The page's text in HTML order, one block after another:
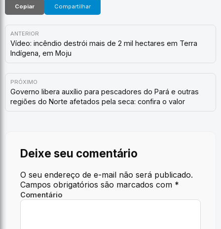
Copiar Compartilhar
ANTERIOR
Vídeo: incêndio destrói mais de 2 mil hectares em Terra
Indígena, em Moju
PRÓXIMO
Governo libera auxílio para pescadores do Pará e outras
regiões do Norte afetados pela seca: confira o valor
Deixe seu comentário
O seu endereço de e-mail não será publicado.
Campos obrigatórios são marcados com *
Comentário